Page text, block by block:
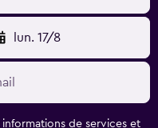
lun. 17/8
de services et